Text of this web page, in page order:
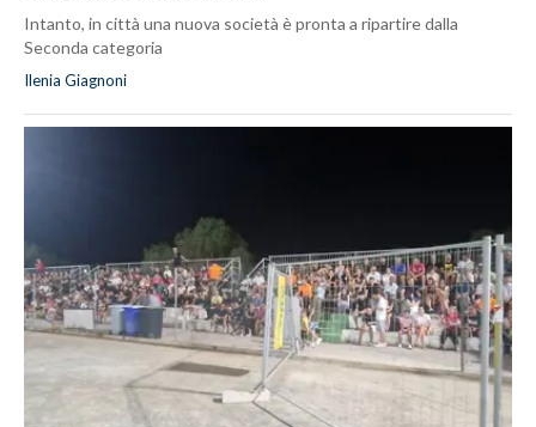
Intanto, in città una nuova società è pronta a ripartire dalla
Seconda categoria
Ilenia Giagnoni